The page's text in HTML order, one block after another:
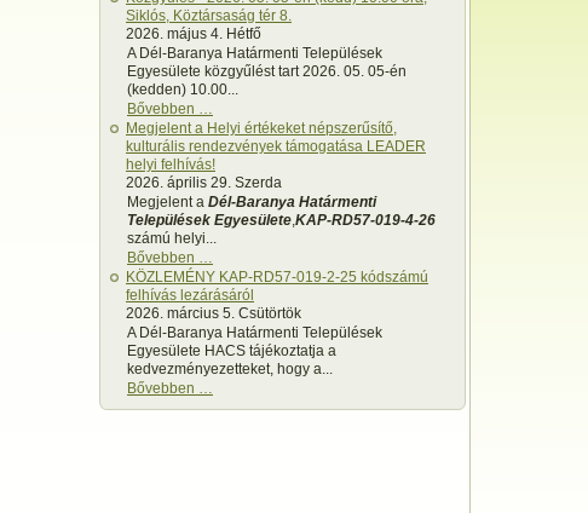
Siklós, Köztársaság tér 8.
2026. május 4. Hétfő
A Dél-Baranya Határmenti Települések
Egyesülete közgyűlést tart 2026. 05. 05-én
(kedden) 10.00...
Bővebben …
Megjelent a Helyi értékeket népszerűsítő,
kulturális rendezvények támogatása LEADER
helyi felhívás!
2026. április 29. Szerda
Megjelent a Dél-Baranya Határmenti
Települések Egyesülete,KAP-RD57-019-4-26
számú helyi...
Bővebben …
KÖZLEMÉNY KAP-RD57-019-2-25 kódszámú
felhívás lezárásáról
2026. március 5. Csütörtök
A Dél-Baranya Határmenti Települések
Egyesülete HACS tájékoztatja a
kedvezményezetteket, hogy a...
Bővebben …